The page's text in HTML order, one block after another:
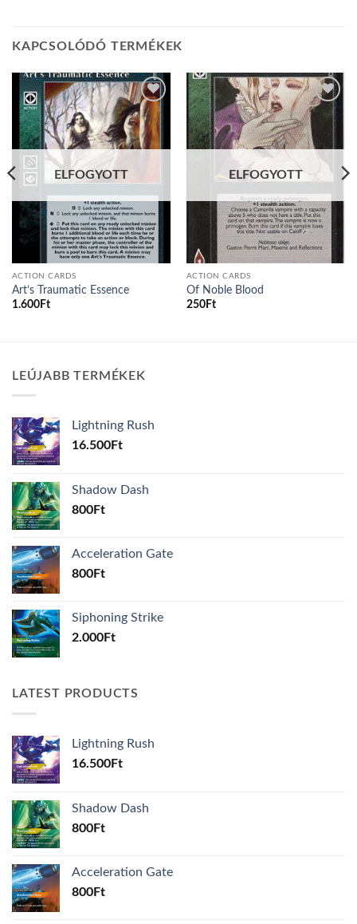
KAPCSOLÓDÓ TERMÉKEK
Add to
wishlist
ELFOGYOTT
ACTION CARDS
Art’s Traumatic Essence
1.600Ft
Add to
wishlist
ELFOGYOTT
ACTION CARDS
Of Noble Blood
250Ft
LEÚJABB TERMÉKEK
Lightning Rush
16.500Ft
Shadow Dash
800Ft
Acceleration Gate
800Ft
Siphoning Strike
2.000Ft
LATEST PRODUCTS
Lightning Rush
16.500Ft
Shadow Dash
800Ft
Acceleration Gate
800Ft